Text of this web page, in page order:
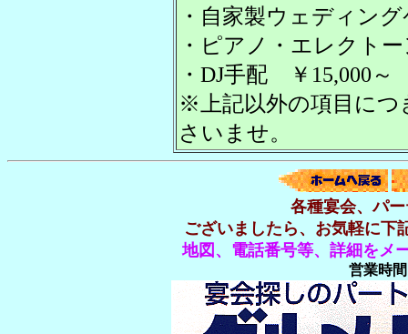
・自家製ウェディン
・ピアノ・エレクト
・DJ手配 ￥15,000～
※上記以外の項目につ
さいませ。
各種宴会、パ
ございましたら、お気軽に下
地図、電話番号等、詳細をメ
営業時